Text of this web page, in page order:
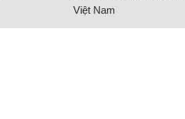
Việt Nam